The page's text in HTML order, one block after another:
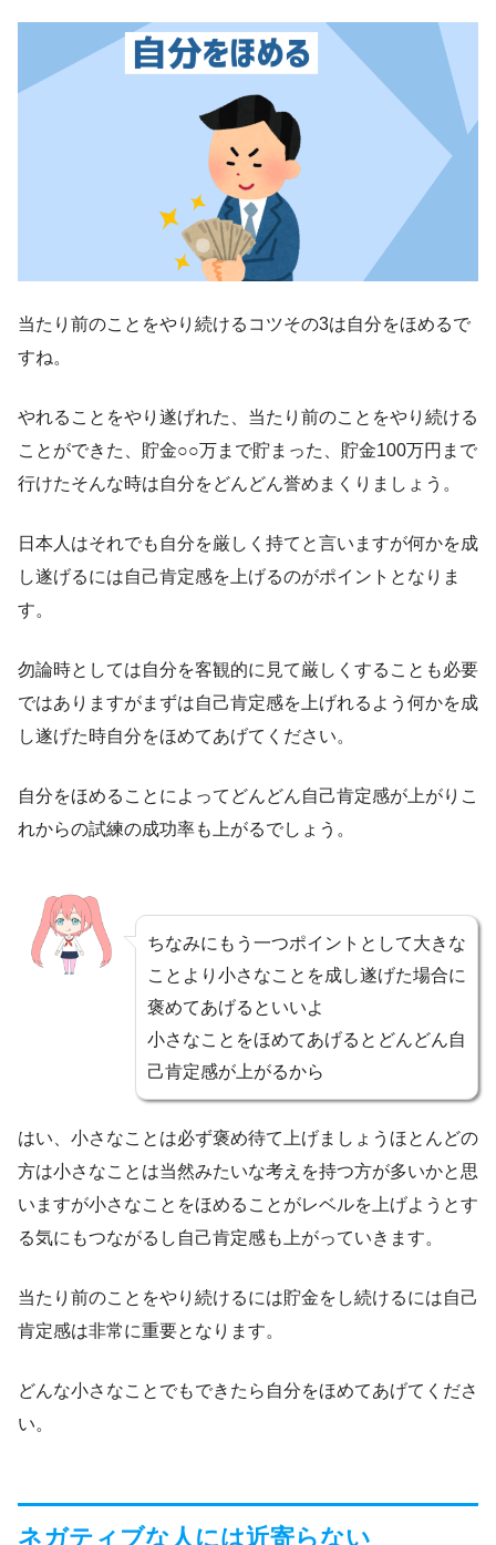
当たり前のことをやり続けるコツその3は自分をほめるで
すね。
やれることをやり遂げれた、当たり前のことをやり続ける
ことができた、貯金○○万まで貯まった、貯金100万円まで
行けたそんな時は自分をどんどん誉めまくりましょう。
日本人はそれでも自分を厳しく持てと言いますが何かを成
し遂げるには自己肯定感を上げるのがポイントとなりま
す。
勿論時としては自分を客観的に見て厳しくすることも必要
ではありますがまずは自己肯定感を上げれるよう何かを成
し遂げた時自分をほめてあげてください。
自分をほめることによってどんどん自己肯定感が上がりこ
れからの試練の成功率も上がるでしょう。
ちなみにもう一つポイントとして大きな
ことより小さなことを成し遂げた場合に
褒めてあげるといいよ
小さなことをほめてあげるとどんどん自
己肯定感が上がるから
はい、小さなことは必ず褒め待て上げましょうほとんどの
方は小さなことは当然みたいな考えを持つ方が多いかと思
いますが小さなことをほめることがレベルを上げようとす
る気にもつながるし自己肯定感も上がっていきます。
当たり前のことをやり続けるには貯金をし続けるには自己
肯定感は非常に重要となります。
どんな小さなことでもできたら自分をほめてあげてくださ
い。
ネガティブな人には近寄らない